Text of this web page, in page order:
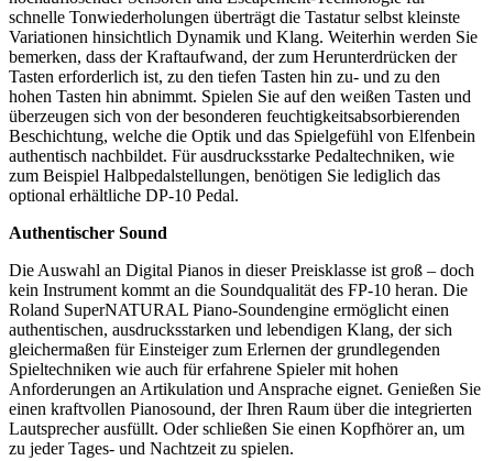
schnelle Tonwiederholungen überträgt die Tastatur selbst kleinste
Variationen hinsichtlich Dynamik und Klang. Weiterhin werden Sie
bemerken, dass der Kraftaufwand, der zum Herunterdrücken der
Tasten erforderlich ist, zu den tiefen Tasten hin zu- und zu den
hohen Tasten hin abnimmt. Spielen Sie auf den weißen Tasten und
überzeugen sich von der besonderen feuchtigkeitsabsorbierenden
Beschichtung, welche die Optik und das Spielgefühl von Elfenbein
authentisch nachbildet. Für ausdrucksstarke Pedaltechniken, wie
zum Beispiel Halbpedalstellungen, benötigen Sie lediglich das
optional erhältliche DP-10 Pedal.
Authentischer Sound
Die Auswahl an Digital Pianos in dieser Preisklasse ist groß – doch
kein Instrument kommt an die Soundqualität des FP-10 heran. Die
Roland SuperNATURAL Piano-Soundengine ermöglicht einen
authentischen, ausdrucksstarken und lebendigen Klang, der sich
gleichermaßen für Einsteiger zum Erlernen der grundlegenden
Spieltechniken wie auch für erfahrene Spieler mit hohen
Anforderungen an Artikulation und Ansprache eignet. Genießen Sie
einen kraftvollen Pianosound, der Ihren Raum über die integrierten
Lautsprecher ausfüllt. Oder schließen Sie einen Kopfhörer an, um
zu jeder Tages- und Nachtzeit zu spielen.